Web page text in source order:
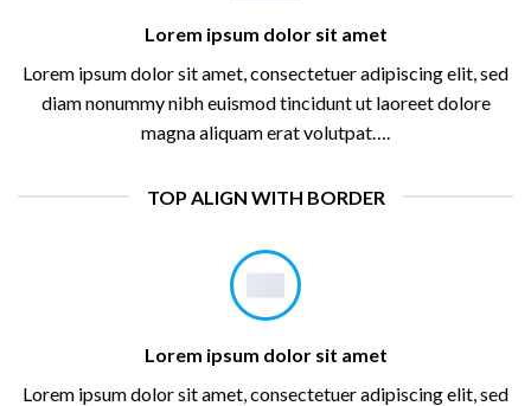
Lorem ipsum dolor sit amet
Lorem ipsum dolor sit amet, consectetuer adipiscing elit, sed
diam nonummy nibh euismod tincidunt ut laoreet dolore
magna aliquam erat volutpat….
TOP ALIGN WITH BORDER
Lorem ipsum dolor sit amet
Lorem ipsum dolor sit amet, consectetuer adipiscing elit, sed